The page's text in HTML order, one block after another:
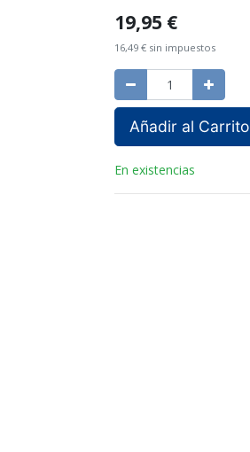
19,95 €
16,49 € sin impuestos
Añadir al Carrito
En existencias